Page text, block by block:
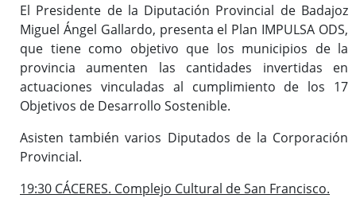
El Presidente de la Diputación Provincial de Badajoz
Miguel Ángel Gallardo, presenta el Plan IMPULSA ODS,
que tiene como objetivo que los municipios de la
provincia aumenten las cantidades invertidas en
actuaciones vinculadas al cumplimiento de los 17
Objetivos de Desarrollo Sostenible.
Asisten también varios Diputados de la Corporación
Provincial.
19:30 CÁCERES. Complejo Cultural de San Francisco.